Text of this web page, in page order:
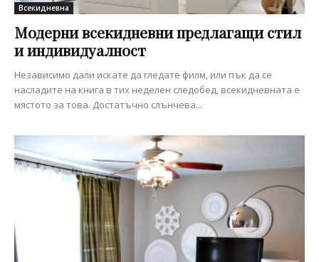
Всекидневна
Модерни всекидневни предлагащи стил
и индивидуалност
Независимо дали искате да гледате филм, или пък да се
насладите на книга в тих неделен следобед, всекидневната е
мястото за това. Достатъчно слънчева...